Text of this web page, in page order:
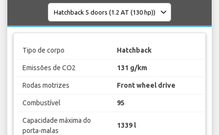
Tipo de corpo Hatchback
Emissões de CO2 131 g/km
Rodas motrizes Front wheel drive
Combustível 95
Capacidade máxima do
porta-malas
1339 l